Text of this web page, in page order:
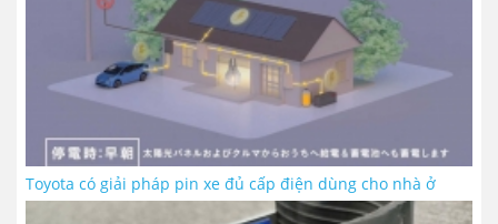
Toyota có giải pháp pin xe đủ cấp điện dùng cho nhà ở